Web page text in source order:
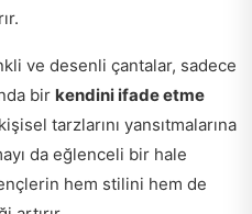
ve desenli çantalar, sadece
bir kendini ifade etme
tarzlarını yansıtmalarına
da eğlenceli bir hale
hem stilini hem de